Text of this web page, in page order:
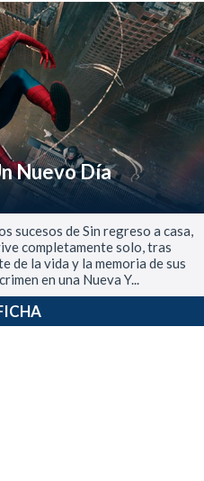
Nuevo Día
sucesos de Sin regreso a casa,
completamente solo, tras
de la vida y la memoria de sus
en una Nueva Y...